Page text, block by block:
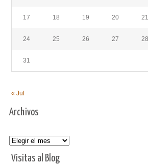
17 18 19 20 21
24 25 26 27 28
31
« Jul
Archivos
Archivos
Visitas al Blog